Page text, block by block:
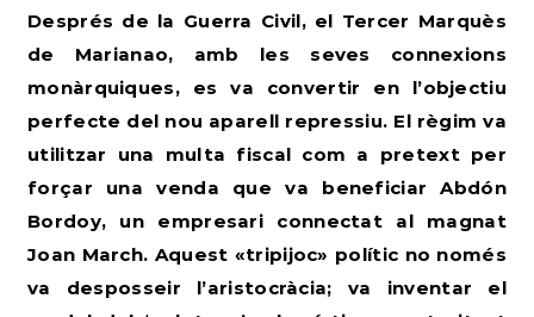
Després de la Guerra Civil, el Tercer Marquès
de Marianao, amb les seves connexions
monàrquiques, es va convertir en l’objectiu
perfecte del nou aparell repressiu. El règim va
utilitzar una multa fiscal com a pretext per
forçar una venda que va beneficiar Abdón
Bordoy, un empresari connectat al magnat
Joan March. Aquest «tripijoc» polític no només
va desposseir l’aristocràcia; va inventar el